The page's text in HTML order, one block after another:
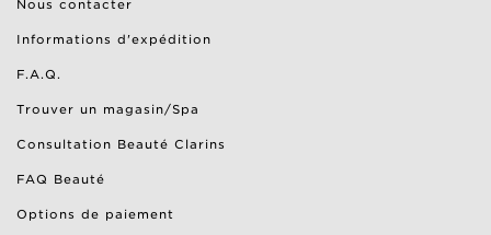
Nous contacter
Informations d'expédition
F.A.Q.
Trouver un magasin/Spa
Consultation Beauté Clarins
FAQ Beauté
Options de paiement